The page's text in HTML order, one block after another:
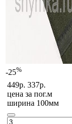
-25%
449р. 337р.
цена за пог.м
ширина 100мм